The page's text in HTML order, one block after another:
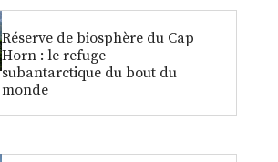
Réserve de biosphère du Cap
Horn : le refuge
subantarctique du bout du
monde